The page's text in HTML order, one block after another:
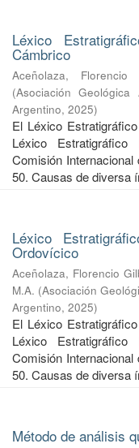
Léxico
Cámbrico
Aceñolaza, Florencio
(Asociación
Argentino, 2025)
El Léxico
Léxico
Comisión
50. Causas de diversa
Léxico
Ordovícico
Aceñolaza, Florencio
M.A. (Asociación
Argentino, 2025)
El Léxico
Léxico
Comisión
50. Causas de diversa
Método de análisis